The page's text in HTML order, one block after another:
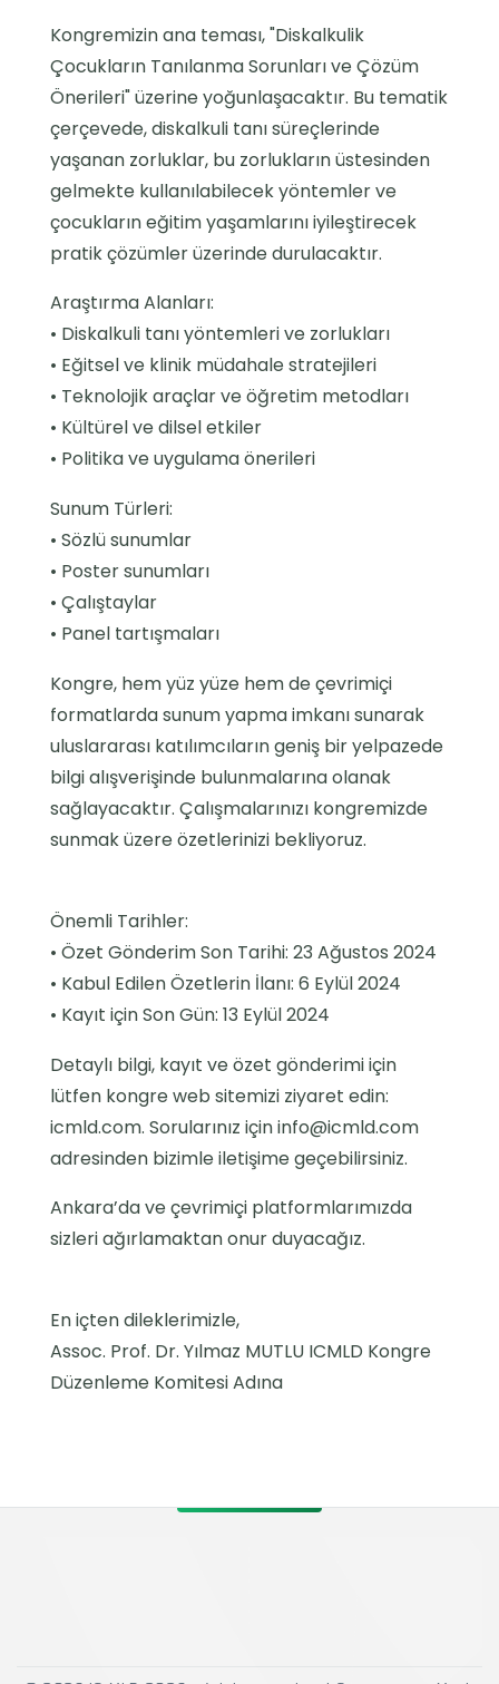
Kongremizin ana teması, "Diskalkulik
Çocukların Tanılanma Sorunları ve Çözüm
Önerileri" üzerine yoğunlaşacaktır. Bu tematik
çerçevede, diskalkuli tanı süreçlerinde
yaşanan zorluklar, bu zorlukların üstesinden
gelmekte kullanılabilecek yöntemler ve
çocukların eğitim yaşamlarını iyileştirecek
pratik çözümler üzerinde durulacaktır.
Araştırma Alanları:
• Diskalkuli tanı yöntemleri ve zorlukları
• Eğitsel ve klinik müdahale stratejileri
• Teknolojik araçlar ve öğretim metodları
• Kültürel ve dilsel etkiler
• Politika ve uygulama önerileri
Sunum Türleri:
• Sözlü sunumlar
• Poster sunumları
• Çalıştaylar
• Panel tartışmaları
Kongre, hem yüz yüze hem de çevrimiçi
formatlarda sunum yapma imkanı sunarak
uluslararası katılımcıların geniş bir yelpazede
bilgi alışverişinde bulunmalarına olanak
sağlayacaktır. Çalışmalarınızı kongremizde
sunmak üzere özetlerinizi bekliyoruz.
Önemli Tarihler:
• Özet Gönderim Son Tarihi: 23 Ağustos 2024
• Kabul Edilen Özetlerin İlanı: 6 Eylül 2024
• Kayıt için Son Gün: 13 Eylül 2024
Detaylı bilgi, kayıt ve özet gönderimi için
lütfen kongre web sitemizi ziyaret edin:
icmld.com. Sorularınız için info@icmld.com
adresinden bizimle iletişime geçebilirsiniz.
Ankara’da ve çevrimiçi platformlarımızda
sizleri ağırlamaktan onur duyacağız.
En içten dileklerimizle,
Assoc. Prof. Dr. Yılmaz MUTLU ICMLD Kongre
Düzenleme Komitesi Adına